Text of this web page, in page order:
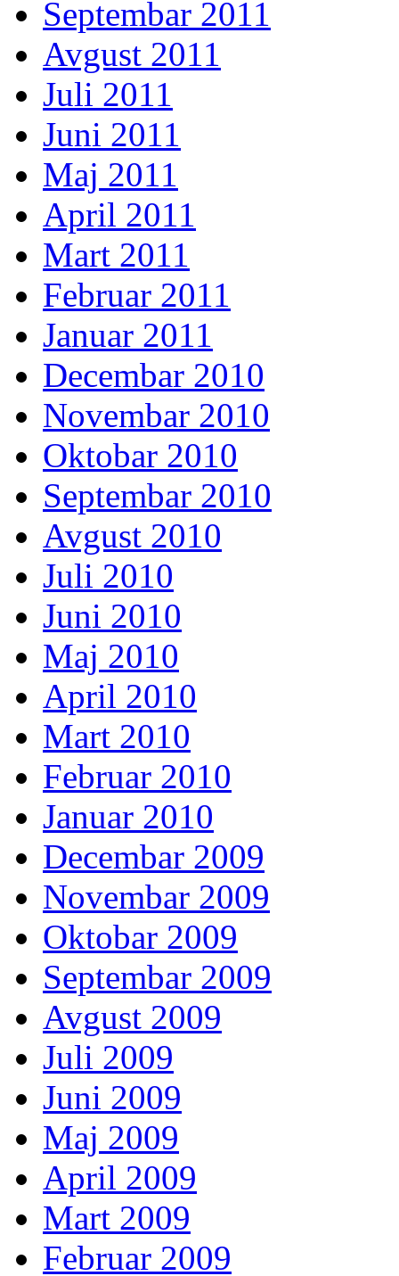
Septembar 2011
Avgust 2011
Juli 2011
Juni 2011
Maj 2011
April 2011
Mart 2011
Februar 2011
Januar 2011
Decembar 2010
Novembar 2010
Oktobar 2010
Septembar 2010
Avgust 2010
Juli 2010
Juni 2010
Maj 2010
April 2010
Mart 2010
Februar 2010
Januar 2010
Decembar 2009
Novembar 2009
Oktobar 2009
Septembar 2009
Avgust 2009
Juli 2009
Juni 2009
Maj 2009
April 2009
Mart 2009
Februar 2009